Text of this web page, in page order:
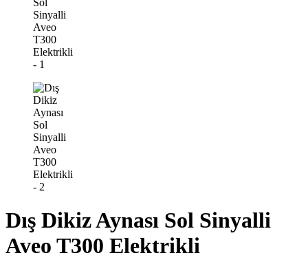
Dış Dikiz Aynası Sol Sinyalli
Aveo T300 Elektrikli